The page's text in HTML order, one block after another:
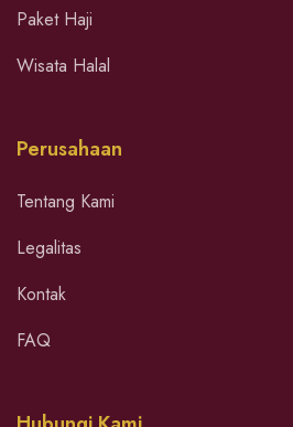
Paket Haji
Wisata Halal
Perusahaan
Tentang Kami
Legalitas
Kontak
FAQ